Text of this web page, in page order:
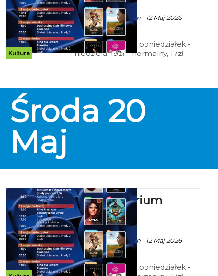
Kultura
ekoszalin POLECA
Ala za CK105 Koszalin - 12 Maj 2026
godz. 10:36
Cennik: Bilety 2D poniedziałek -
niedziela: 19zł – normalny, 17zł –
niedziele), Dyskusyjny Klub
Filmowy, Kino dla Seniora, Kino
Przyjazne Sensorycznie; 12zł –
Kino Małego Widza.
Środa 20
Maj
Kino Kryterium
zaprasza
ekoszalin POLECA
Ala za CK105 Koszalin - 12 Maj 2026
godz. 10:36
Cennik: Bilety 2D poniedziałek -